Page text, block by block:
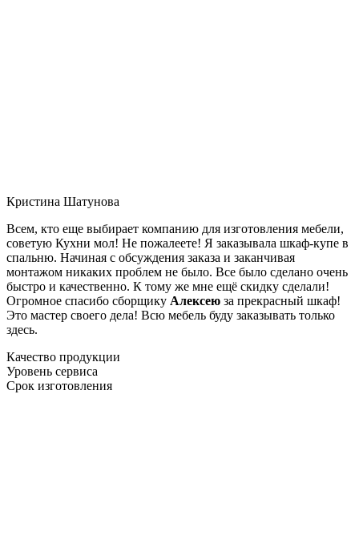
Кристина Шатунова
Всем, кто еще выбирает компанию для изготовления мебели,
советую Кухни мол! Не пожалеете! Я заказывала шкаф-купе в
спальню. Начиная с обсуждения заказа и заканчивая
монтажом никаких проблем не было. Все было сделано очень
быстро и качественно. К тому же мне ещё скидку сделали!
Огромное спасибо сборщику Алексею за прекрасный шкаф!
Это мастер своего дела! Всю мебель буду заказывать только
здесь.
Качество продукции
Уровень сервиса
Срок изготовления